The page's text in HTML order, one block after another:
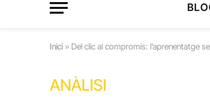
Inici » Del clic al compromís: l’aprenentatge
ANÀLISI